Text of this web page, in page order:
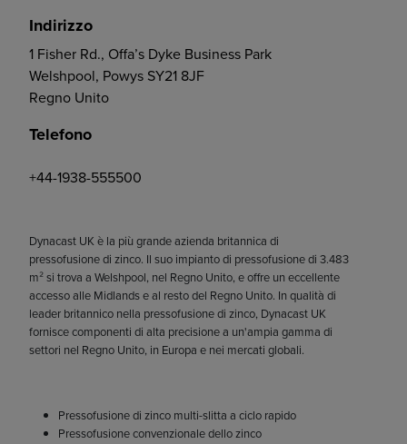
Indirizzo
1 Fisher Rd., Offa’s Dyke Business Park
Welshpool, Powys SY21 8JF
Regno Unito
Telefono
+44-1938-555500
Dynacast UK è la più grande azienda britannica di
pressofusione di zinco. Il suo impianto di pressofusione di 3.483
m² si trova a Welshpool, nel Regno Unito, e offre un eccellente
accesso alle Midlands e al resto del Regno Unito. In qualità di
leader britannico nella pressofusione di zinco, Dynacast UK
fornisce componenti di alta precisione a un'ampia gamma di
settori nel Regno Unito, in Europa e nei mercati globali.
Pressofusione di zinco multi-slitta a ciclo rapido
Pressofusione convenzionale dello zinco